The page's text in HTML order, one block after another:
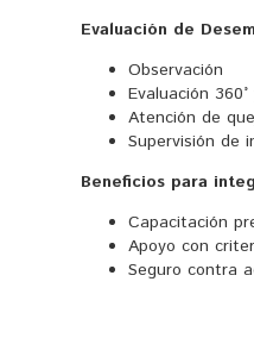
Evaluación de
Observación
Evaluación 360°
Atención de
Supervisión de
Beneficios para
Capacitación
Apoyo con
Seguro contra